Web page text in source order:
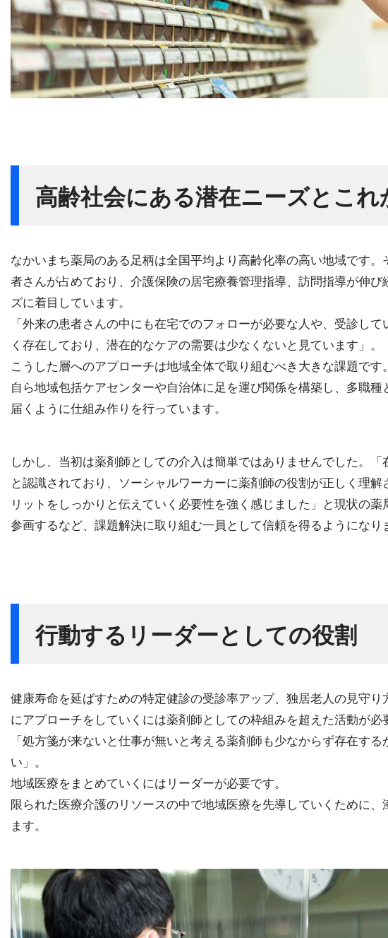
高齢社会にある潜在ニーズとこ
なかいまち薬局のある足柄は全国平均より高齢化率の高い地域です
者さんが占めており、介護保険の居宅療養管理指導、訪問指導が伸
ズに着目しています。
「外来の患者さんの中にも在宅でのフォローが必要な人や、受診し
く存在しており、潜在的なケアの需要は少なくないと見ています」。
こうした層へのアプローチは地域全体で取り組むべき大きな課題で
自ら地域包括ケアセンターや自治体に足を運び関係を構築し、多職
届くように仕組み作りを行っています。
しかし、当初は薬剤師としての介入は簡単ではありませんでした。
と認識されており、ソーシャルワーカーに薬剤師の役割が正しく理
リットをしっかりと伝えていく必要性を強く感じました」と現状の
参画するなど、課題解決に取り組む一員として信頼を得るようになり
行動するリーダーとしての役割
健康寿命を延ばすための特定健診の受診率アップ、独居老人の見守
にアプローチをしていくには薬剤師としての枠組みを超えた活動が必
「処方箋が来ないと仕事が無いと考える薬剤師も少なからず存在す
い」。
地域医療をまとめていくにはリーダーが必要です。
限られた医療介護のリソースの中で地域医療を先導していくために
ます。